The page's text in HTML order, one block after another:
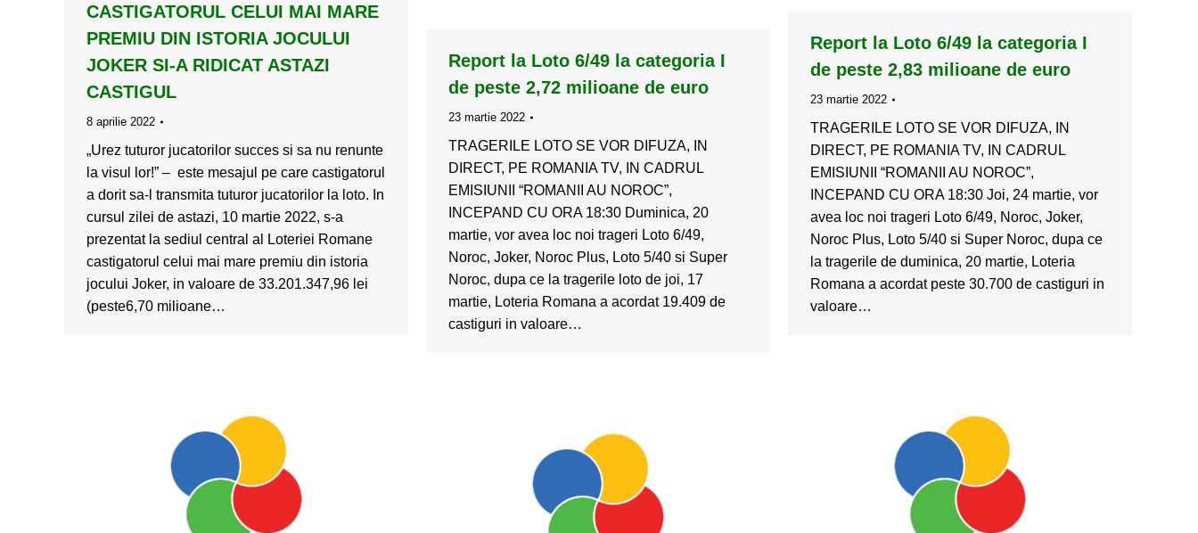
CASTIGATORUL CELUI MAI MARE
PREMIU DIN ISTORIA JOCULUI
JOKER SI-A RIDICAT ASTAZI
CASTIGUL
8 aprilie 2022
„Urez tuturor jucatorilor succes si sa nu renunte
la visul lor!” – este mesajul pe care castigatorul
a dorit sa-l transmita tuturor jucatorilor la loto. In
cursul zilei de astazi, 10 martie 2022, s-a
prezentat la sediul central al Loteriei Romane
castigatorul celui mai mare premiu din istoria
jocului Joker, in valoare de 33.201.347,96 lei
(peste6,70 milioane…
Report la Loto 6/49 la categoria I
de peste 2,83 milioane de euro
23 martie 2022
TRAGERILE LOTO SE VOR DIFUZA, IN
DIRECT, PE ROMANIA TV, IN CADRUL
EMISIUNII “ROMANII AU NOROC”,
INCEPAND CU ORA 18:30 Joi, 24 martie, vor
avea loc noi trageri Loto 6/49, Noroc, Joker,
Noroc Plus, Loto 5/40 si Super Noroc, dupa ce
la tragerile de duminica, 20 martie, Loteria
Romana a acordat peste 30.700 de castiguri in
valoare…
Report la Loto 6/49 la categoria I
de peste 2,72 milioane de euro
23 martie 2022
TRAGERILE LOTO SE VOR DIFUZA, IN
DIRECT, PE ROMANIA TV, IN CADRUL
EMISIUNII “ROMANII AU NOROC”,
INCEPAND CU ORA 18:30 Duminica, 20
martie, vor avea loc noi trageri Loto 6/49,
Noroc, Joker, Noroc Plus, Loto 5/40 si Super
Noroc, dupa ce la tragerile loto de joi, 17
martie, Loteria Romana a acordat 19.409 de
castiguri in valoare…